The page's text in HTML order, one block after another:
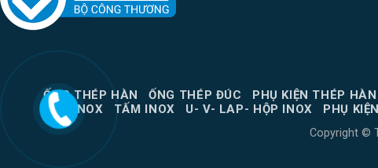
ỐNG THÉP HÀN ỐNG THÉP ĐÚC PHỤ KIỆN THÉP HÀN
ỐNG INOX
TẤM INOX U- V- LAP- HỘP INOX PHỤ
Copyright ©